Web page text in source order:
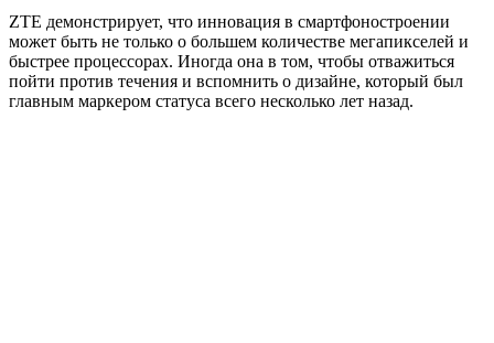
ZTE демонстрирует, что инновация в смартфоностроении
может быть не только о большем количестве мегапикселей и
быстрее процессорах. Иногда она в том, чтобы отважиться
пойти против течения и вспомнить о дизайне, который был
главным маркером статуса всего несколько лет назад.